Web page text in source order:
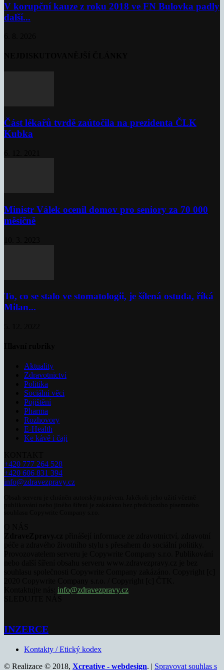
V korupční kauze z roku 2018 ve FN Bulovka padly
další...
Část lékařů tvrdě zaútočila na prezidenta ČLK
Kubka
Ministr Válek ocenil domov pro seniory za 70 000
měsíčně
To, co se stalo ve stomatologii, je šílená ostuda, říká
Milan...
Aktuality
Zdravotnictví
Politika
Sociální věci
Pojištění
Pharma
Rozhovory
E-Health
Ke kávě i čaji
+420 777 264 528
+420 606 831 394
info@zdravezpravy.cz
info@zdravezpravy.cz
INZERCE
Kontakty / Etický kodex
© Realizace © 2018, Xcreative - webdesign. | Spravovat souhlas s